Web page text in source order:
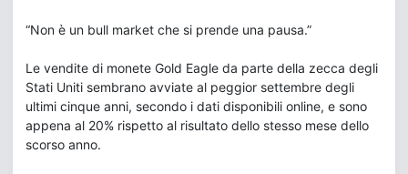
“Non è un bull market che si prende una pausa.”
Le vendite di monete Gold Eagle da parte della zecca degli
Stati Uniti sembrano avviate al peggior settembre degli
ultimi cinque anni, secondo i dati disponibili online, e sono
appena al 20% rispetto al risultato dello stesso mese dello
scorso anno.